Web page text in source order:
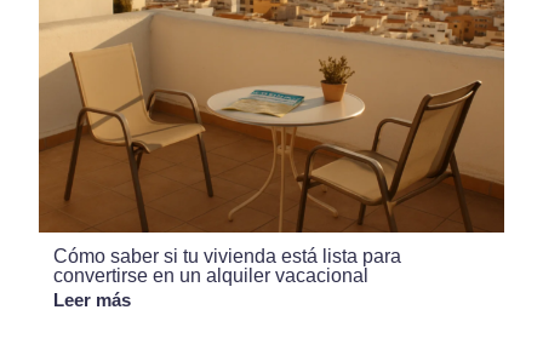
Cómo saber si tu vivienda está lista para
convertirse en un alquiler vacacional
Leer más